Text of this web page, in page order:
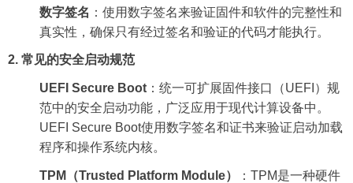
数字签名 ：使用数字签名来验证固件和软件的完整性和
真实性，确保只有经过签名和验证的代码才能执行。
2. 常见的安全启动规范
UEFI Secure Boot ：统一可扩展固件接口（UEFI ）规
范中的安全启动功能，广泛应用于现代计算设备中。
UEFI Secure Boot使用数字签名和证书来验证启动加载
程序和操作系统内核。
TPM （Trusted Platform Module） ： TPM是一种硬件